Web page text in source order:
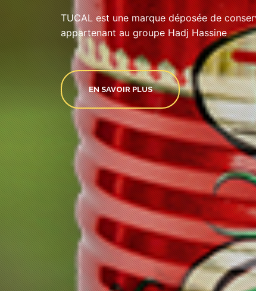
TUCAL est une marque déposée de
appartenant au groupe Hadj Hassine
EN SAVOIR PLUS